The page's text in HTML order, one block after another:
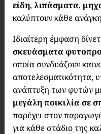
είδη, λιπάσματα,
καλύπτουν κάθε
Ιδιαίτερη έμφαση
σκευάσματα
οποία συνδυάζουν
αποτελεσματικότητα,
ανάπτυξη των φυτών
μεγάλη ποικιλία σε
παρέχει στον
για κάθε στάδιο της